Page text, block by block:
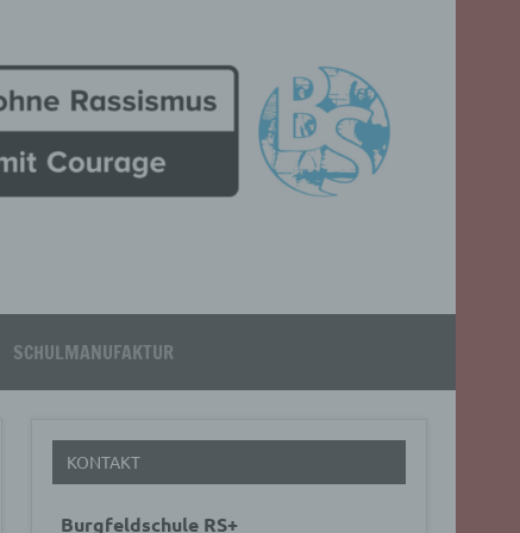
SCHULMANUFAKTUR
KONTAKT
Burgfeldschule RS+